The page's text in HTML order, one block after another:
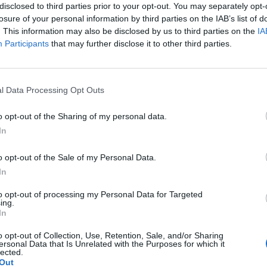
to third parties prior to your opt-out. You may separately
of your personal information by third parties on the IAB’s list of
This information may also be disclosed by us to third parties on the
Participants that may further disclose it to other third parties.
Data Processing Opt Outs
opt-out of the Sharing of my personal data.
opt-out of the Sale of my Personal Data.
opt-out of processing my Personal Data for Targeted
opt-out of Collection, Use, Retention, Sale, and/or Sharing
Data that Is Unrelated with the Purposes for which it
di servizio). A questo punto i giochi,
girone, erano fatti. Solo
sconfitta da Federer contro Ljubicic
in semifinale di Federer e Nalbandian, i
partita. È andato anche in testa di un
è già sicuro di trovare in
che può permettersi di perdere
per avversario Nadal oppure Davydenko.
che il pubblico e gli organizzatori si
la sfida tra i primi due giocatori
Davydenko, che non ha mai incontrato
sua carriera, potrebbe rovinare la festa.
Rudy Giuliani a Come States?
americana